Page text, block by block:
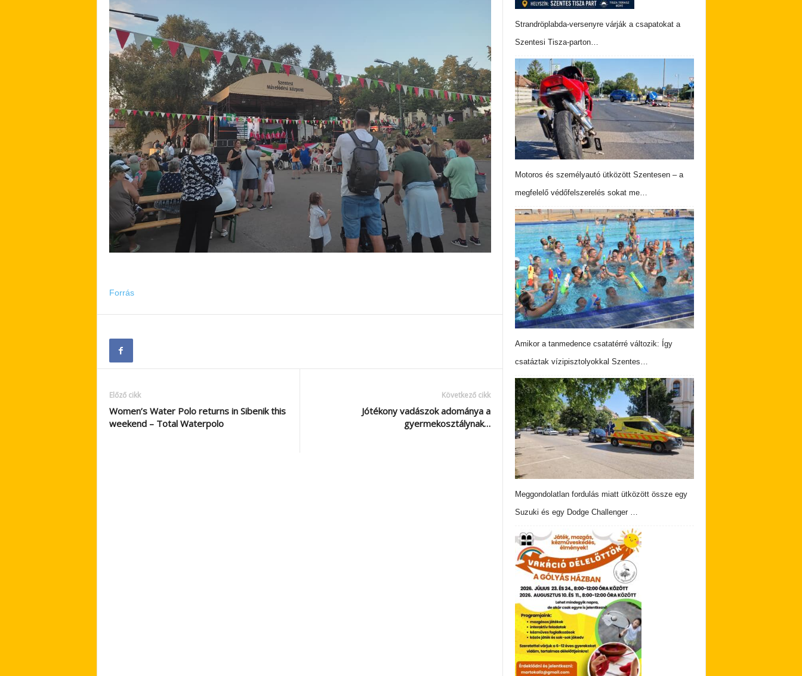
Forrás
Előző cikk
Women’s Water Polo returns in Sibenik this
weekend – Total Waterpolo
Következő cikk
Jótékony vadászok adománya a
gyermekosztálynak…
Strandröplabda-versenyre várják a csapatokat a
Szentesi Tisza-parton…
Motoros és személyautó ütközött Szentesen – a
megfelelő védőfelszerelés sokat me…
Amikor a tanmedence csatatérré változik: Így
csatáztak vízipisztolyokkal Szentes…
Meggondolatlan fordulás miatt ütközött össze egy
Suzuki és egy Dodge Challenger …